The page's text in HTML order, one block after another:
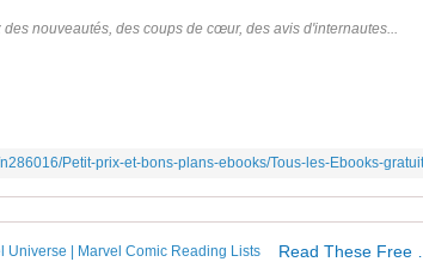
nouveautés, des coups de cœur, des avis d'internautes...
Petit-prix-et-bons-plans-ebooks/Tous-les-Ebooks-